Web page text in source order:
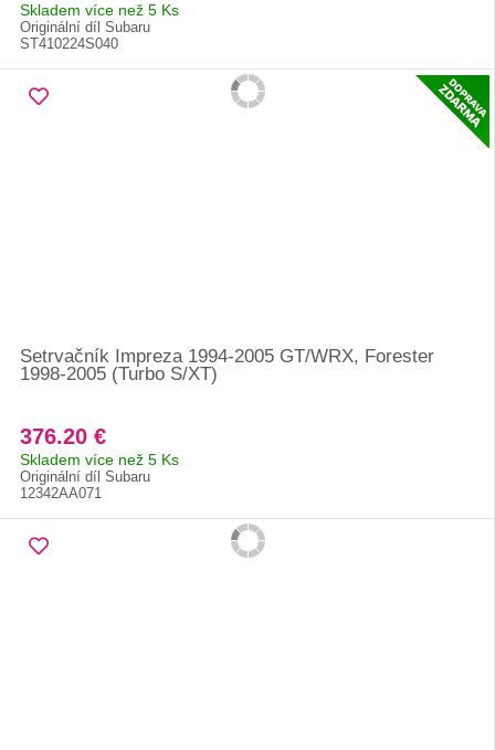
Skladem více než 5 Ks
Originální díl Subaru
ST410224S040
Setrvačník Impreza 1994-2005 GT/WRX, Forester
1998-2005 (Turbo S/XT)
376.20 €
Skladem více než 5 Ks
Originální díl Subaru
12342AA071